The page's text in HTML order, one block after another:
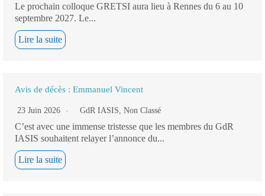
Le prochain colloque GRETSI aura lieu à Rennes du 6 au 10
septembre 2027. Le...
Lire la suite
Avis de décès : Emmanuel Vincent
23 Juin 2026 GdR IASIS, Non Classé
C’est avec une immense tristesse que les membres du GdR
IASIS souhaitent relayer l’annonce du...
Lire la suite